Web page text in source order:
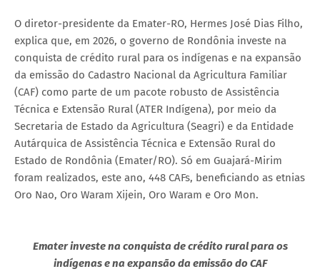
O diretor-presidente da Emater-RO, Hermes José Dias Filho,
explica que, em 2026, o governo de Rondônia investe na
conquista de crédito rural para os indígenas e na expansão
da emissão do Cadastro Nacional da Agricultura Familiar
(CAF) como parte de um pacote robusto de Assistência
Técnica e Extensão Rural (ATER Indígena), por meio da
Secretaria de Estado da Agricultura (Seagri) e da Entidade
Autárquica de Assistência Técnica e Extensão Rural do
Estado de Rondônia (Emater/RO). Só em Guajará-Mirim
foram realizados, este ano, 448 CAFs, beneficiando as etnias
Oro Nao, Oro Waram Xijein, Oro Waram e Oro Mon.
Emater investe na conquista de crédito rural para os
indígenas e na expansão da emissão do CAF